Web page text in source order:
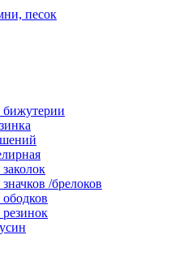
песок
/брелоков